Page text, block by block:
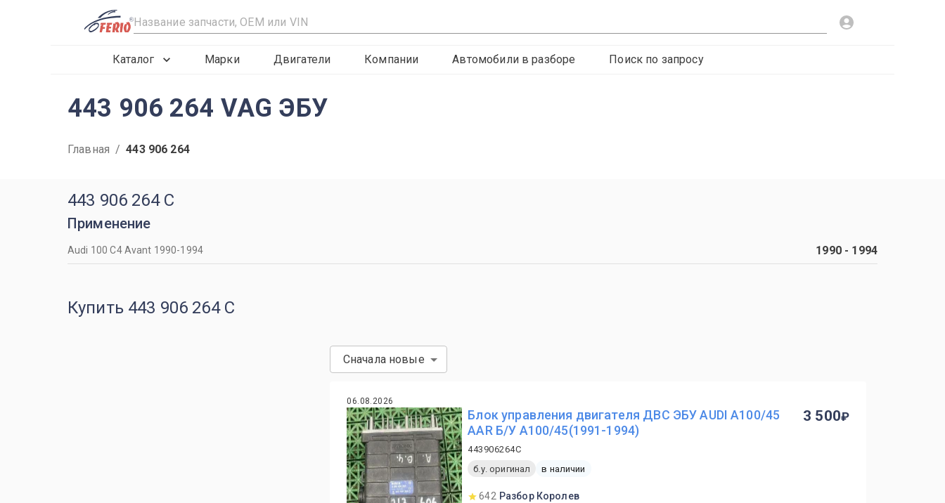
R
Каталог Марки Двигатели Компании Автомобили в разборе Поиск по запросу
443 906 264 VAG ЭБУ
Главная / 443 906 264
443 906 264 C
Применение
Audi 100 C4 Avant 1990-1994 1990- 1994
Купить 443 906 264 C
Сначала новые
06.08.2026
Блок управления двигателя ДВС ЭБУ AUDI A100/45
AAR Б/У A100/45(1991-1994)
443906264C
б.у. оригинал
в наличии
642 Разбор Королев
3 500